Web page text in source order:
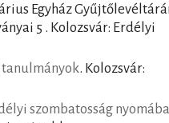
Egyház
5 . Kolozsvár: Erdélyi
. Kolozsvár:
szombatosság